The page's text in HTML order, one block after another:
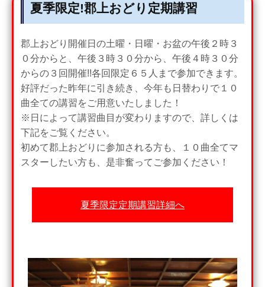
夏季限定!郡上おどり定期講習
郡上おどり開催日の土曜・日曜・お盆の午後２時３
０分からと、午後３時３０分から、午後４時３０分
からの３回開催!!各回限定６５人まで参加できます。
好評だった昨年に引き続き、今年も日替わりで１０
曲全ての講習をご用意いたしました！
※日によって講習曲目が変わりますので、詳しくは
下記をご覧ください。
初めて郡上おどりに参加される方も、１０曲全てマ
スターしたい方も、是非奮ってご参加ください！
夏季限定定期講習詳細へ